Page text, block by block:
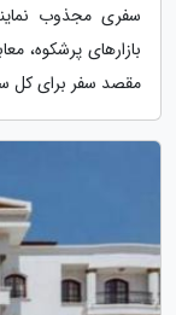
سفری مجذوب
بازارهای پرشکوه،
مقصد سفر برای کل